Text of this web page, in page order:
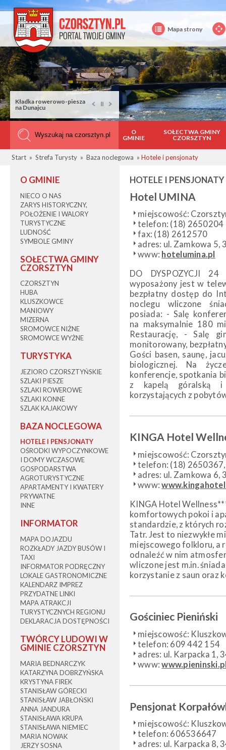
Mapa strony
Trzy Korony
O
GMINIE
SOŁECTWA GMINY
CZORSZTYN
Start » Strefa Turysty » Baza noclegowa » Hotele i pensjonaty
O GMINIE
NIECO O NAS
ZARYS HISTORYCZNY,
POŁOŻENIE I WALORY
TURYSTYCZNE
LUDNOŚĆ
SYMBOLE GMINY
SOŁECTWA GMINY
CZORSZTYN
CZORSZTYN
HUBA
KLUSZKOWCE
MANIOWY
MIZERNA
SROMOWCE NIŻNE
SROMOWCE WYŻNE
TURYSTYKA
JEZIORO CZORSZTYŃSKIE
SZLAKI PIESZE
SZLAKI ROWEROWE
SZLAKI KONNE
SZLAK KAJAKOWY
BAZA NOCLEGOWA
HOTELE I PENSJONATY
OŚRODKI WYPOCZYNKOWE
I DOMY WCZASOWE
GOSPODARSTWA
AGROTURYSTYCZNE
APARTAMENTY I KWATERY
PRYWATNE
INNE
INFORMATOR
MAPA DOJAZDU
ROZKŁADY JAZDY BUSÓW I
TAXI
INFORMATOR PODRĘCZNY
LOKALE GASTRONOMICZNE
KALENDARZ IMPREZ
PRZYDATNE LINKI
MAPA ATRAKCJI
TURYSTYCZNYCH REGIONU
DEKLARACJA DOSTĘPNOŚCI
TWÓRCY LUDOWI W
GMINIE CZORSZTYN
MARIA BEDNARCZYK
KATARZYNA DOBRZYŃSKA
KRYSTYNA FIREK
STANISŁAW GÓRECKI
STANISŁAW JABŁOŃSKI
ANNA JANDURA
STANISŁAWA KRUPA
STANISŁAWA NIEMIEC
MARIA NOWAK
JERZY SOSNA
HOTELE I PENSJONATY
Hotel UMINA
miejscowość:
telefon: (18) 2650204
fax: (18) 2612570
adres: ul. Zamkowa 5,
www: hotelumina.pl
DO DYSPOZYCJI
wyposażony jest w
bezpłatny dostęp do
noclegu wliczone
posiada: - Salę
na maksymalnie 180
Restaurację, - Salę
monitorowany,
Gości basen, saunę,
biologicznej. Na
konferencje, spotkania
z kapelą góralską i
korzystających z
KINGA Hotel
miejscowość:
telefon: (18)
adres: ul. Zamkowa 6,
www:
KINGA Hotel
komfortowych pokoi i
standardzie, z których
Tatr. Jest to niezwykłe
miejscowego folkloru, a
odnaleźć w nim
wliczone jest m.in.
korzystanie z saun oraz
Gościniec Pieniński
miejscowość:
telefon: 609 442 154
adres: ul. Karpacka 1,
www:
Pensjonat
miejscowość:
telefon: 606536647
adres: ul. Karpacka 8,